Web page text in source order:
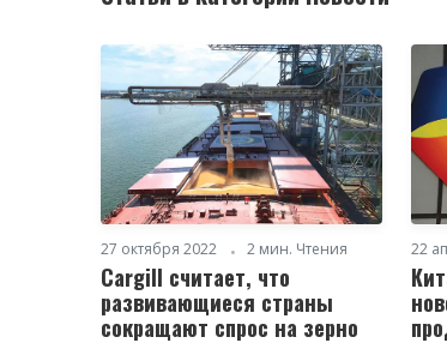
27 октября 2022 2 мин. Чтения
Cargill считает, что
развивающиеся страны
сокращают спрос на зерно
22